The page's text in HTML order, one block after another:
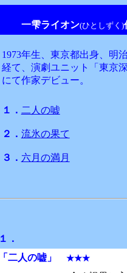
一雫ライオン(ひとしずく)
1973年生、東京都出身、明
経て、演劇ユニット「東京
にて作家デビュー。
１． 二人の嘘
２． 流氷の果て
３． 六月の満月
１．
「二人の嘘 」 ★★★